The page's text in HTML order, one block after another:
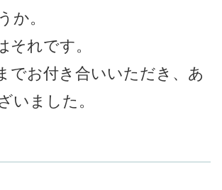
か。
それです。
でお付き合いいただき、あ
いました。